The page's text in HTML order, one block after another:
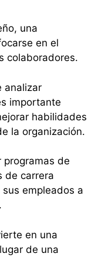
una
en el
colaboradores.
analizar
importante
habilidades
la organización.
programas de
de carrera
empleados a
en una
de una